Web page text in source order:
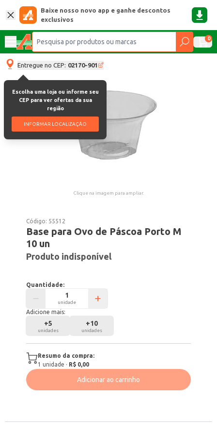
Baixe nosso novo app e ganhe descontos
exclusivos
0
Entregue no CEP: 02170-901
Escolha uma loja ou informe seu
CEP para ver ofertas da sua
região
INFORMAR LOCALIZAÇÃO
Clique na imagem para ampliar.
Código: 55512
Base para Ovo de Páscoa Porto M
10 un
Produto indisponível
Quantidade:
unidade
Adicione mais:
+5
unidades
+10
unidades
Resumo da compra:
1 unidade · R$ 0,00
Adicionar ao carrinho